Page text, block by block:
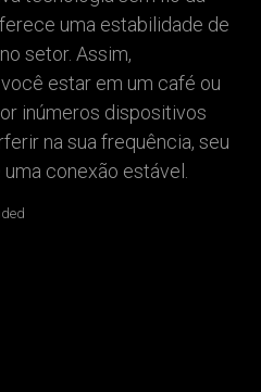
uma estabilidade de
setor. Assim,
estar em um café ou
inúmeros dispositivos
na sua frequência, seu
conexão estável.